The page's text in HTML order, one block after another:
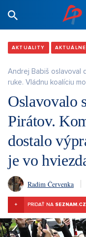
AKTUALITY AKTUÁLNE
Andrej Babiš
ruke. Vládnu koalíciu
Oslavovalo
Pirátov.
dostalo
je vo
Radim Červenka
+ PRIDAŤ NA SEZNAM.CZ